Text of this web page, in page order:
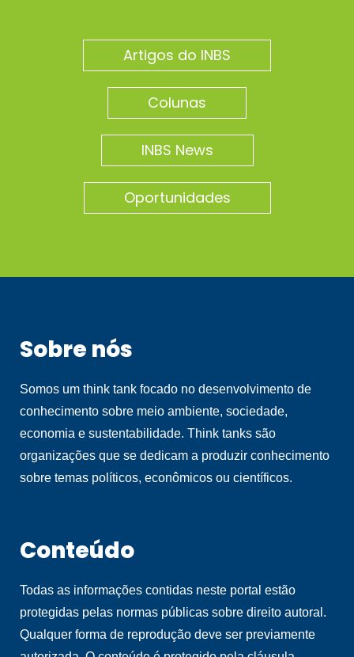
Artigos do INBS
Colunas
INBS News
Oportunidades
Sobre nós
Somos um think tank focado no desenvolvimento de
conhecimento sobre meio ambiente, sociedade,
economia e sustentabilidade. Think tanks são
organizações que se dedicam a produzir conhecimento
sobre temas políticos, econômicos ou científicos.
Conteúdo
Todas as informações contidas neste portal estão
protegidas pelas normas públicas sobre direito autoral.
Qualquer forma de reprodução deve ser previamente